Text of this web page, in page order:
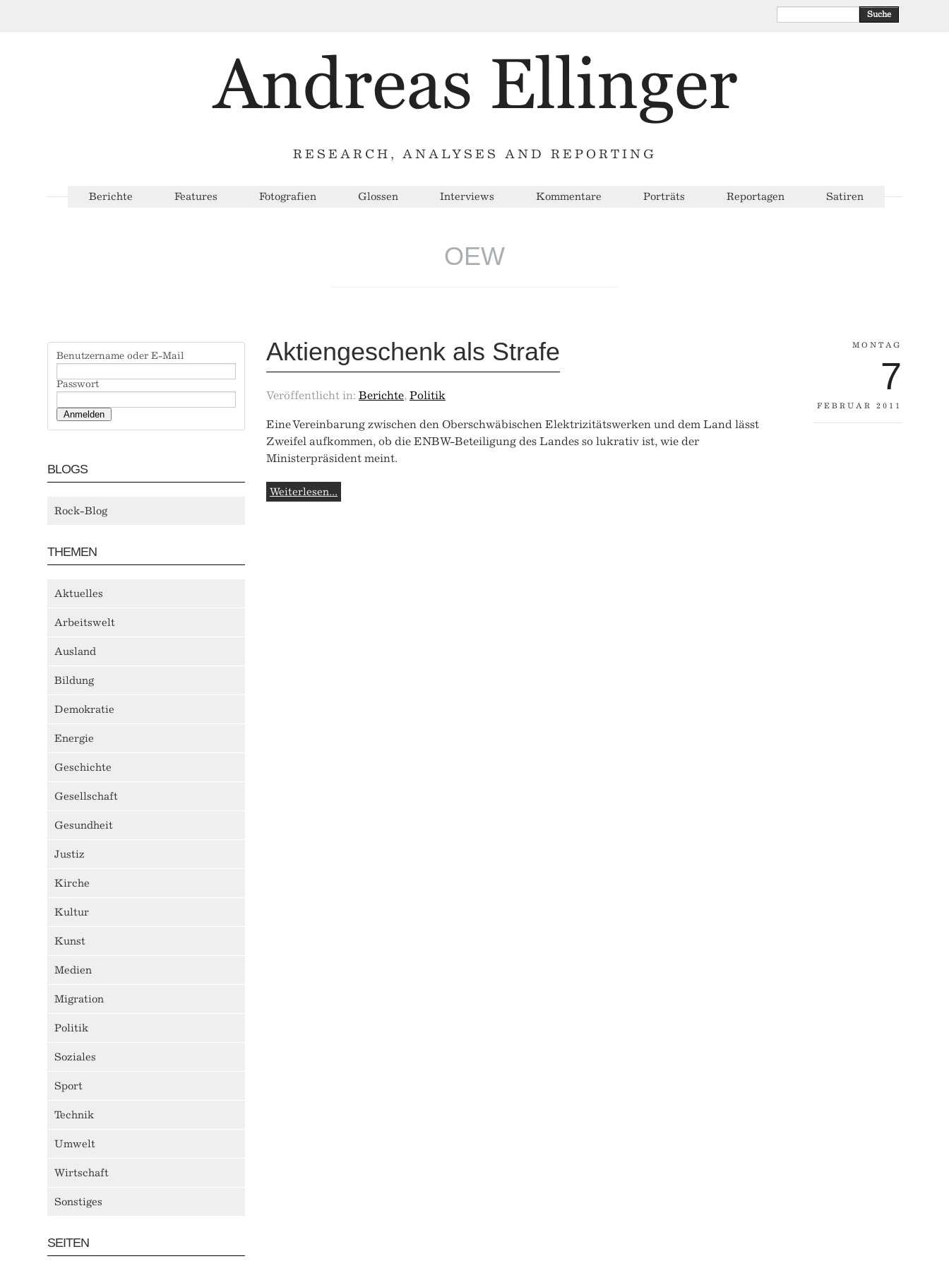
Suche
RESEARCH, ANALYSES AND REPORTING
Berichte Features Fotografien Glossen Interviews Kommentare Porträts Reportagen Satiren
OEW
Benutzername oder E-Mail
Passwort
BLOGS
Rock-Blog
THEMEN
Aktuelles
Arbeitswelt
Ausland
Bildung
Demokratie
Energie
Geschichte
Gesellschaft
Gesundheit
Justiz
Kirche
Kultur
Kunst
Medien
Migration
Politik
Soziales
Sport
Technik
Umwelt
Wirtschaft
Sonstiges
SEITEN
Aktiengeschenk als Strafe
Veröffentlicht in: Berichte, Politik
Eine Vereinbarung zwischen den Oberschwäbischen Elektrizitätswerken und dem Land lässt
Zweifel aufkommen, ob die ENBW-Beteiligung des Landes so lukrativ ist, wie der
Ministerpräsident meint.
Weiterlesen...
MONTAG
7
FEBRUAR 2011